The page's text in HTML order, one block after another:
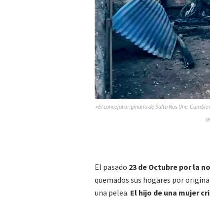
»El concejal originario de Salta Nos Une-
El pasado 23 de Octubre por la
quemados sus hogares por
una pelea. El hijo de una mujer